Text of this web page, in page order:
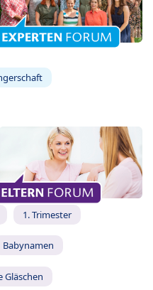
1. Trimester
Babynamen
Gläschen